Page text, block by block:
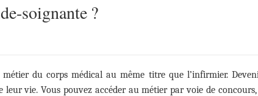
soignante ?
du corps médical au même titre que l’infirmier.
leur vie. Vous pouvez accéder au métier par voie de